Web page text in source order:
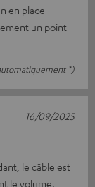
en place
un point
*)
le câble est
le volume.
16/09/2025